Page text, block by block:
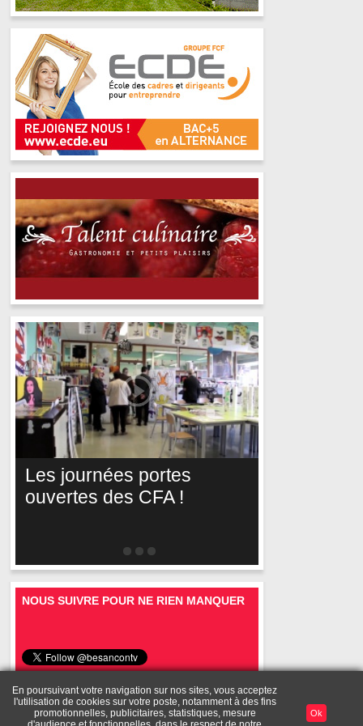
Les journées portes
ouvertes des CFA !
NOUS SUIVRE POUR NE RIEN MANQUER
En poursuivant votre navigation sur nos sites, vous acceptez
l'utilisation de cookies sur votre poste, notamment à des fins
promotionnelles, publicitaires, statistiques, mesure
Ok
Mentions
légales
A
propos
Toutes les
vidéos
Diffusez vos
vidéos
Mon
compte